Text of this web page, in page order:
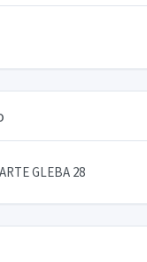
GLEBA 28